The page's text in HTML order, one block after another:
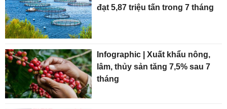
đạt 5,87 triệu tấn trong 7 tháng
Infographic | Xuất khẩu nông,
lâm, thủy sản tăng 7,5% sau 7
tháng